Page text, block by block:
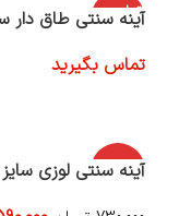
اتمام موج
ودی
آینه سنتی طاق دار
تماس بگیرید
-19%
آینه سنتی لوزی